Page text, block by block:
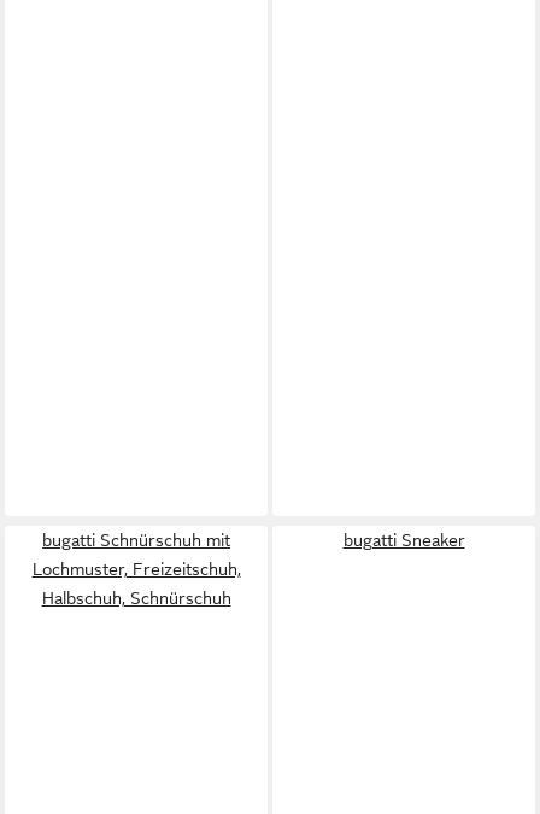
bugatti Schnürschuh mit
Lochmuster, Freizeitschuh,
Halbschuh, Schnürschuh
bugatti Sneaker